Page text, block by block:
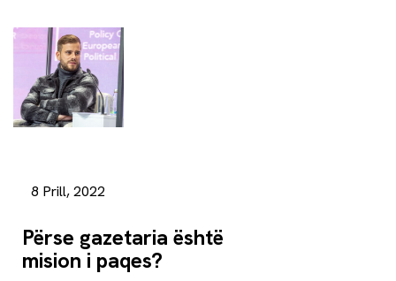
8 Prill, 2022
Përse gazetaria është
mision i paqes?